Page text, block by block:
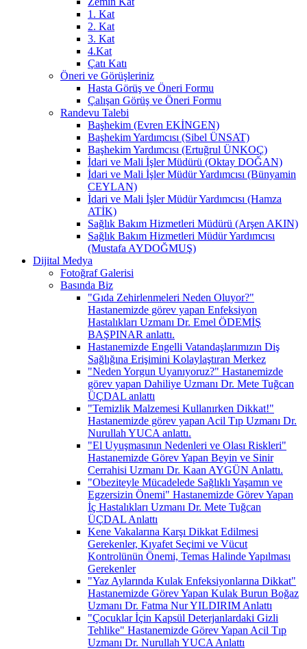
1. Kat
2. Kat
3. Kat
4.Kat
Çatı Katı
Öneri ve Görüşleriniz
Hasta Görüş ve Öneri Formu
Çalışan Görüş ve Öneri Formu
Randevu Talebi
Başhekim (Evren EKİNGEN)
Başhekim Yardımcısı (Sibel ÜNSAT)
Başhekim Yardımcısı (Ertuğrul ÜNKOÇ)
İdari ve Mali İşler Müdürü (Oktay DOĞAN)
İdari ve Mali İşler Müdür Yardımcısı (Bünyamin
CEYLAN)
İdari ve Mali İşler Müdür Yardımcısı (Hamza
ATİK)
Sağlık Bakım Hizmetleri Müdürü (Arşen AKIN)
Sağlık Bakım Hizmetleri Müdür Yardımcısı
(Mustafa AYDOĞMUŞ)
Dijital Medya
Fotoğraf Galerisi
Basında Biz
"Gıda Zehirlenmeleri Neden Oluyor?"
Hastanemizde görev yapan Enfeksiyon
Hastalıkları Uzmanı Dr. Emel ÖDEMİŞ
BAŞPINAR anlattı.
Hastanemizde Engelli Vatandaşlarımızın Diş
Sağlığına Erişimini Kolaylaştıran Merkez
"Neden Yorgun Uyanıyoruz?" Hastanemizde
görev yapan Dahiliye Uzmanı Dr. Mete Tuğcan
ÜÇDAL anlattı
"Temizlik Malzemesi Kullanırken Dikkat!"
Hastanemizde görev yapan Acil Tıp Uzmanı Dr.
Nurullah YUCA anlattı.
"El Uyuşmasının Nedenleri ve Olası Riskleri"
Hastanemizde Görev Yapan Beyin ve Sinir
Cerrahisi Uzmanı Dr. Kaan AYGÜN Anlattı.
"Obeziteyle Mücadelede Sağlıklı Yaşamın ve
Egzersizin Önemi" Hastanemizde Görev Yapan
İç Hastalıkları Uzmanı Dr. Mete Tuğcan
ÜÇDAL Anlattı
Kene Vakalarına Karşı Dikkat Edilmesi
Gerekenler, Kıyafet Seçimi ve Vücut
Kontrolünün Önemi, Temas Halinde Yapılması
Gerekenler
"Yaz Aylarında Kulak Enfeksiyonlarına Dikkat"
Hastanemizde Görev Yapan Kulak Burun Boğaz
Uzmanı Dr. Fatma Nur YILDIRIM Anlattı
"Çocuklar İçin Kapsül Deterjanlardaki Gizli
Tehlike" Hastanemizde Görev Yapan Acil Tıp
Uzmanı Dr. Nurullah YUCA Anlattı